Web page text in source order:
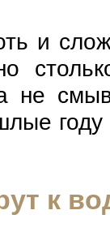
и
не
году
к